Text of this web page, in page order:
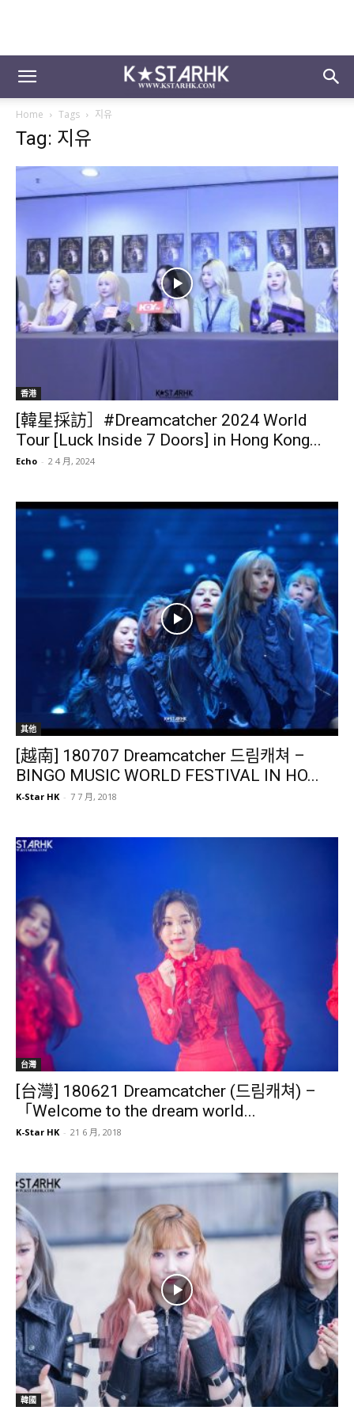
Home Tags 지유
Tag: 지유
香港
[韓星採訪］#Dreamcatcher 2024 World
Tour [Luck Inside 7 Doors] in Hong Kong...
Echo - 2 4 月, 2024
其他
[越南] 180707 Dreamcatcher 드림캐쳐 –
BINGO MUSIC WORLD FESTIVAL IN HO...
K-Star HK - 7 7 月, 2018
台灣
[台灣] 180621 Dreamcatcher (드림캐쳐) –
「Welcome to the dream world...
K-Star HK - 21 6 月, 2018
韓國